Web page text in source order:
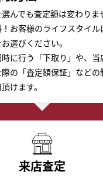
んでも査定額は変わりま
お客様のライフスタイ
選びください。
に行う「下取り」や、当
の「査定額保証」など
けます。
来店査定